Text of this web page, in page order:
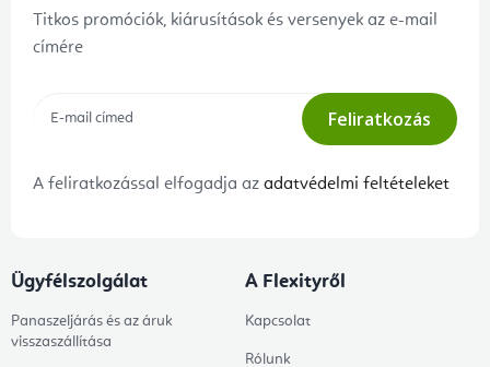
Titkos promóciók, kiárusítások és versenyek az e-mail
címére
Feliratkozás
A feliratkozással elfogadja az adatvédelmi feltételeket
Ügyfélszolgálat
Panaszeljárás és az áruk
visszaszállítása
A Flexityről
Kapcsolat
Rólunk